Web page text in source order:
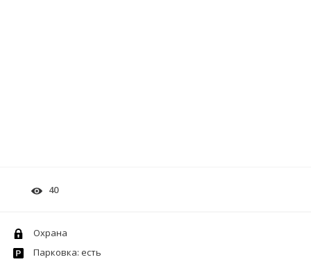
40
Охрана
Парковка: есть